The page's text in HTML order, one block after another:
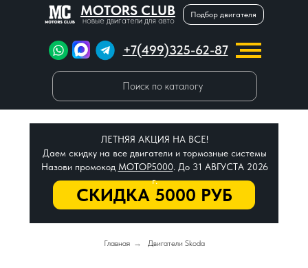
MOTORS CLUB
новые двигатели для авто
Подбор двигателя
+7(499)325-62-87
Поиск по каталогу
СКИДКА 5000 РУБ
ЛЕТНЯЯ АКЦИЯ НА ВСЕ!
Даем скидку на все двигатели и тормозные системы
Назови промокод МОТОР5000. До 31 АВГУСТА 2026
г.
Главная → Двигатели Skoda